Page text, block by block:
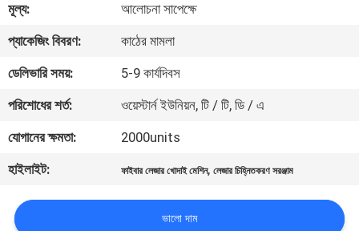
ভ্রমণ
মান
নিয়ন্ত্রণ
যোগাযোগ
করুন
মূল্য:
আলোচনা সাপেক্ষে
প্যাকেজিং বিবরণ:
কাঠের মামলা
ডেলিভারি সময়:
5-9 কার্যদিবস
পরিশোধের শর্ত:
ওয়েস্টার্ন ইউনিয়ন, টি / টি, ডি / এ
যোগানের ক্ষমতা:
2000units
হাইলাইট:
ফাইবার লেজার খোদাই মেশিন,লেজার চিহ্নিতকরণ সরঞ্জাম
ভালো দাম